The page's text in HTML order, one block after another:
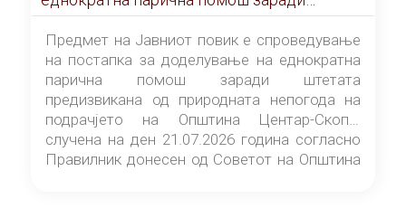
штетата предизвикана од природната
непогода на подрачјето на Општина
Центар-Скопје случена на ден 21.07.2026
година
Предмет на Јавниот повик е спроведување
на постапка за доделување на еднократна
парична помош заради штетата
предизвикана од природната непогода на
подрачјето на Општина Центар-Скопје
случена на ден 21.07.2026 година согласно
Правилник донесен од Советот на Општина